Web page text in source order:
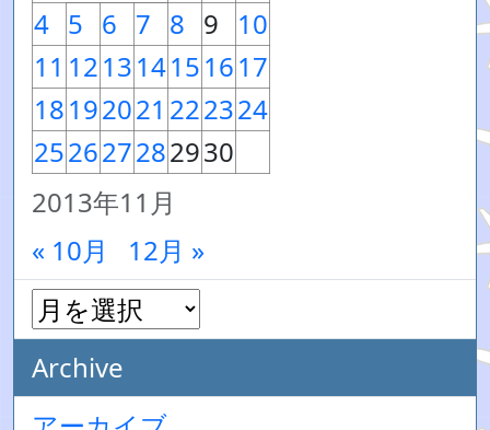
2013年11月
4 5 6 7 8 9
10
11 121314151617
18192021 222324
252627282930
« 10月 12月 »
Archive